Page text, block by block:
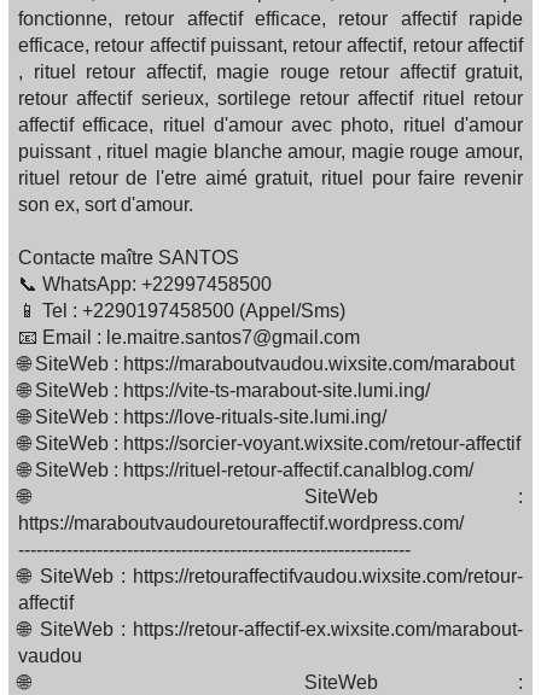
fonctionne, retour affectif efficace, retour affectif rapide
efficace, retour affectif puissant, retour affectif, retour affectif
, rituel retour affectif, magie rouge retour affectif gratuit,
retour affectif serieux, sortilege retour affectif rituel retour
affectif efficace, rituel d'amour avec photo, rituel d'amour
puissant , rituel magie blanche amour, magie rouge amour,
rituel retour de l'etre aimé gratuit, rituel pour faire revenir
son ex, sort d'amour.
Contacte maître SANTOS
📞 WhatsApp: +22997458500
📱 Tel : +2290197458500 (Appel/Sms)
📧 Email : le.maitre.santos7@gmail.com
🌐 SiteWeb : https://maraboutvaudou.wixsite.com/marabout
🌐 SiteWeb : https://vite-ts-marabout-site.lumi.ing/
🌐 SiteWeb : https://love-rituals-site.lumi.ing/
🌐 SiteWeb : https://sorcier-voyant.wixsite.com/retour-affectif
🌐 SiteWeb : https://rituel-retour-affectif.canalblog.com/
🌐 SiteWeb :
https://maraboutvaudouretouraffectif.wordpress.com/
-----------------------------------------------------------------
🌐 SiteWeb : https://retouraffectifvaudou.wixsite.com/retour-
affectif
🌐 SiteWeb : https://retour-affectif-ex.wixsite.com/marabout-
vaudou
🌐 SiteWeb :